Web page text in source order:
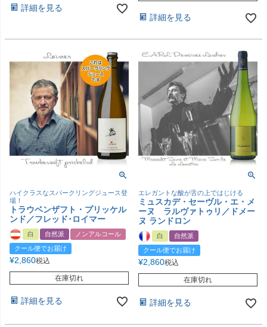
詳細を見る
詳細を見る
ハイクラスなスパークリングジュース登
場！
トラウベンザフト・プリッケル
ンド／フレッド･ロイマー
白 自然派
ノンアルコール
クール便でお届け
¥2,860税込
在庫切れ
詳細を見る
エレガントな酸が舌の上ではじける
ミュスカデ・セーヴル・エ・メ
ーヌ ラルヴァトゥリ／ドメー
ヌ ランドロン
白
自然派
クール便でお届け
¥2,860税込
在庫切れ
詳細を見る